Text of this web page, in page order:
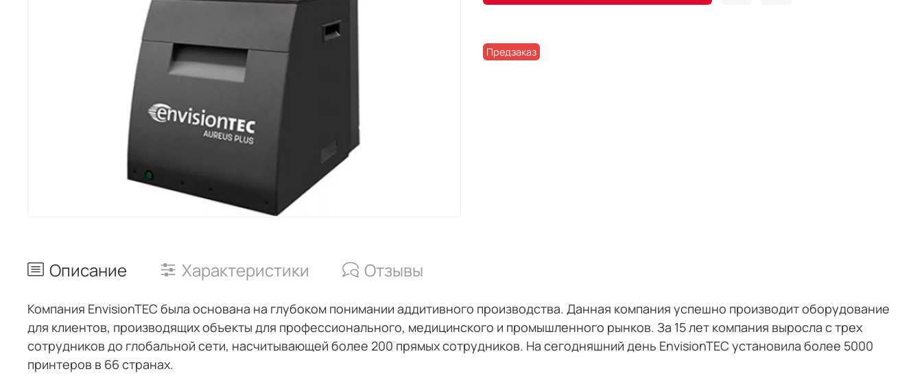
Предзаказ
Описание Характеристики Отзывы
Компания EnvisionTEC была основана на глубоком понимании аддитивного производства. Данная компания успешно производит оборудование
для клиентов, производящих объекты для профессионального, медицинского и промышленного рынков. За 15 лет компания выросла с трех
сотрудников до глобальной сети, насчитывающей более 200 прямых сотрудников. На сегодняшний день EnvisionTEC установила более 5000
принтеров в 66 странах.